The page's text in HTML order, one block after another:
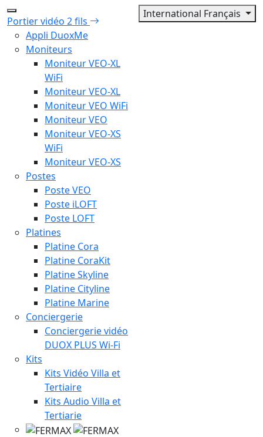
International Français
Portier vidéo 2 fils
Appli DuoxMe
Moniteurs
Moniteur VEO-XL
WiFi
Moniteur VEO-XL
Moniteur VEO WiFi
Moniteur VEO
Moniteur VEO-XS
WiFi
Moniteur VEO-XS
Postes
Poste VEO
Poste iLOFT
Poste LOFT
Platines
Platine Cora
Platine CoraKit
Platine Skyline
Platine Cityline
Platine Marine
Conciergerie
Conciergerie vidéo
DUOX PLUS Wi-Fi
Kits
Kits Vidéo Villa et
Tertiaire
Kits Audio Villa et
Tertiarie